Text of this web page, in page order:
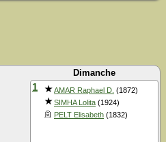
Dimanche
1 AMAR Raphael D. (1872)
SIMHA Lolita (1924)
PELT Elisabeth (1832)